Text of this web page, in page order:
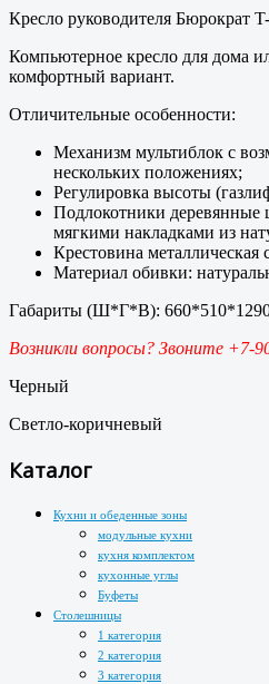
Кресло руководителя Бюрократ
Компьютерное кресло для дома
комфортный вариант.
Отличительные особенности:
Механизм мультиблок с
нескольких положениях;
Регулировка высоты
Подлокотники деревянные
мягкими накладками из
Крестовина
Материал обивки:
Габариты (Ш*Г*В):
Возникли вопросы? Звоните +7-
Черный
Светло-коричневый
Каталог
Кухни и обеденные зоны
модульные кухни
кухня комплектом
кухонные углы
Буфеты
Столешницы
1 категория
2 категория
3 категория